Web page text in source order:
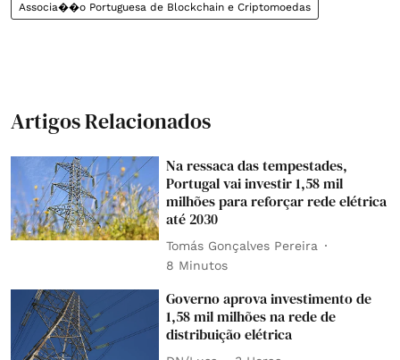
Associa��o Portuguesa de Blockchain e Criptomoedas
Artigos Relacionados
Na ressaca das tempestades,
Portugal vai investir 1,58 mil
milhões para reforçar rede elétrica
até 2030
Tomás Gonçalves Pereira
8 Minutos
Governo aprova investimento de
1,58 mil milhões na rede de
distribuição elétrica